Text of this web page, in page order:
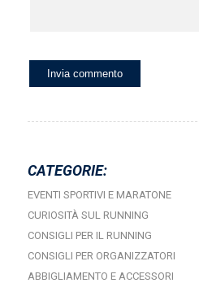
CATEGORIE:
EVENTI SPORTIVI E MARATONE
CURIOSITÀ SUL RUNNING
CONSIGLI PER IL RUNNING
CONSIGLI PER ORGANIZZATORI
ABBIGLIAMENTO E ACCESSORI